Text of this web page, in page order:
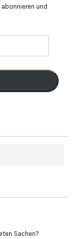
und
Sachen?